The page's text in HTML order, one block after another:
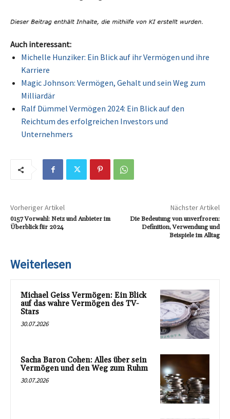
Auch interessant:
Michelle Hunziker: Ein Blick auf ihr Vermögen und ihre
Karriere
Magic Johnson: Vermögen, Gehalt und sein Weg zum
Milliardär
Ralf Dümmel Vermögen 2024: Ein Blick auf den
Reichtum des erfolgreichen Investors und
Unternehmers
Vorheriger Artikel
0157 Vorwahl: Netz und Anbieter im
Überblick für 2024
Nächster Artikel
Die Bedeutung von unverfroren:
Definition, Verwendung und
Beispiele im Alltag
Weiterlesen
Michael Geiss Vermögen: Ein Blick
auf das wahre Vermögen des TV-
Stars
30.07.2026
Sacha Baron Cohen: Alles über sein
Vermögen und den Weg zum Ruhm
30.07.2026